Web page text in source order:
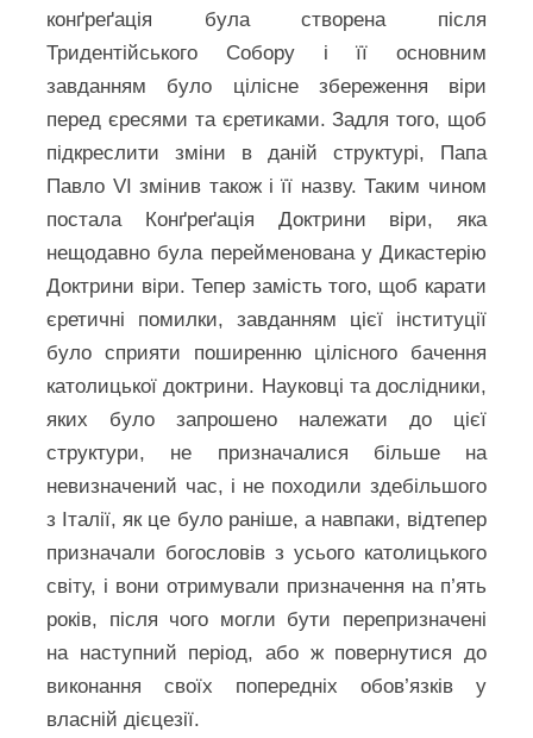
конґреґація була створена після
Тридентійського Собору і її основним
завданням було цілісне збереження віри
перед єресями та єретиками. Задля того, щоб
підкреслити зміни в даній структурі, Папа
Павло VI змінив також і її назву. Таким чином
постала Конґреґація Доктрини віри, яка
нещодавно була перейменована у Дикастерію
Доктрини віри. Тепер замість того, щоб карати
єретичні помилки, завданням цієї інституції
було сприяти поширенню цілісного бачення
католицької доктрини. Науковці та дослідники,
яких було запрошено належати до цієї
структури, не призначалися більше на
невизначений час, і не походили здебільшого
з Італії, як це було раніше, а навпаки, відтепер
призначали богословів з усього католицького
світу, і вони отримували призначення на п’ять
років, після чого могли бути перепризначені
на наступний період, або ж повернутися до
виконання своїх попередніх обов’язків у
власній дієцезії.